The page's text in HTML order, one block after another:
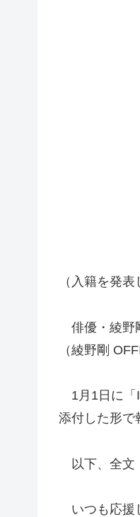
（入籍を発
俳優・綾野
（綾野剛
1月1日に「
添付した形で
以下、全文
いつも応援